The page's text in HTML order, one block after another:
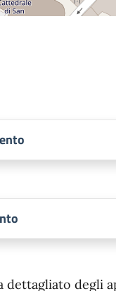
dettagliato degli